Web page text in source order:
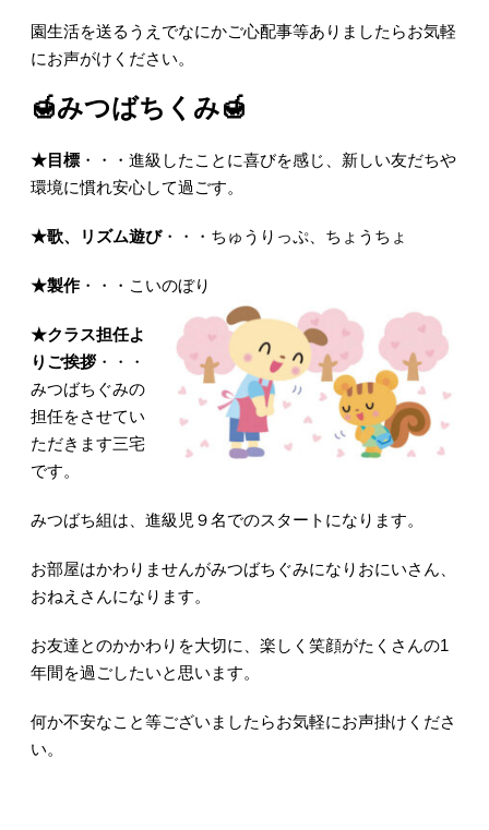
園生活を送るうえでなにかご心配事等ありましたらお気軽
にお声がけください。
🍯みつばちくみ🍯
★目標・・・進級したことに喜びを感じ、新しい友だちや
環境に慣れ安心して過ごす。
★歌、リズム遊び・・・ちゅうりっぷ、ちょうちょ
★製作・・・こいのぼり
★クラス担任よ
りご挨拶・・・
みつばちぐみの
担任をさせてい
ただきます三宅
です。
みつばち組は、進級児９名でのスタートになります。
お部屋はかわりませんがみつばちぐみになりおにいさん、
おねえさんになります。
お友達とのかかわりを大切に、楽しく笑顔がたくさんの1
年間を過ごしたいと思います。
何か不安なこと等ございましたらお気軽にお声掛けくださ
い。